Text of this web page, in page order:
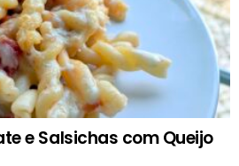
e Salsichas com Queijo